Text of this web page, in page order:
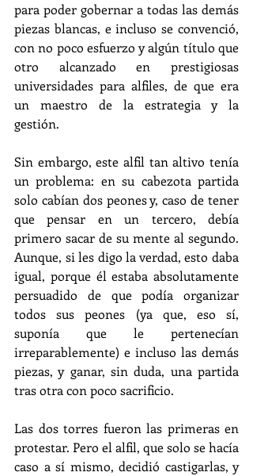
para poder gobernar a todas las demás
piezas blancas, e incluso se convenció,
con no poco esfuerzo y algún título que
otro alcanzado en prestigiosas
universidades para alfiles, de que era
un maestro de la estrategia y la
gestión.
Sin embargo, este alfil tan altivo tenía
un problema: en su cabezota partida
solo cabían dos peones y, caso de tener
que pensar en un tercero, debía
primero sacar de su mente al segundo.
Aunque, si les digo la verdad, esto daba
igual, porque él estaba absolutamente
persuadido de que podía organizar
todos sus peones (ya que, eso sí,
suponía que le pertenecían
irreparablemente) e incluso las demás
piezas, y ganar, sin duda, una partida
tras otra con poco sacrificio.
Las dos torres fueron las primeras en
protestar. Pero el alfil, que solo se hacía
caso a sí mismo, decidió castigarlas, y